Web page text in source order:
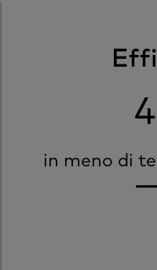
in meno di